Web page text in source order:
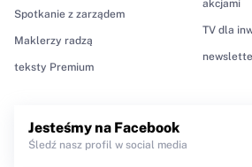
Spotkanie z zarządem
Maklerzy radzą
teksty Premium
akcjami
TV dla
Jesteśmy na Facebook
Śledź nasz profil w social media